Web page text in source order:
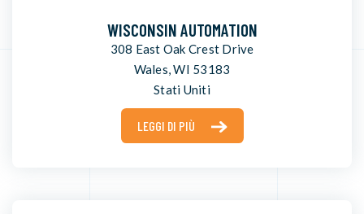
WISCONSIN AUTOMATION
308 East Oak Crest Drive
Wales, WI 53183
Stati Uniti
LEGGI DI PIÙ